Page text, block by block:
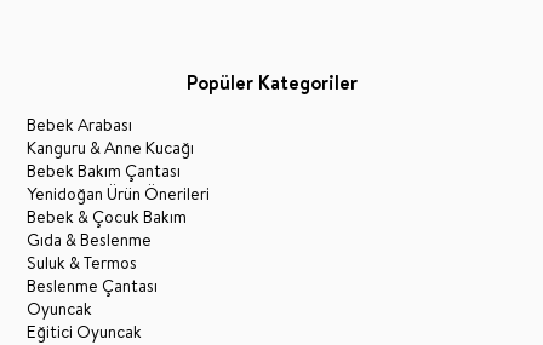
Popüler Kategoriler
Bebek Arabası
Kanguru & Anne Kucağı
Bebek Bakım Çantası
Yenidoğan Ürün Önerileri
Bebek & Çocuk Bakım
Gıda & Beslenme
Suluk & Termos
Beslenme Çantası
Oyuncak
Eğitici Oyuncak